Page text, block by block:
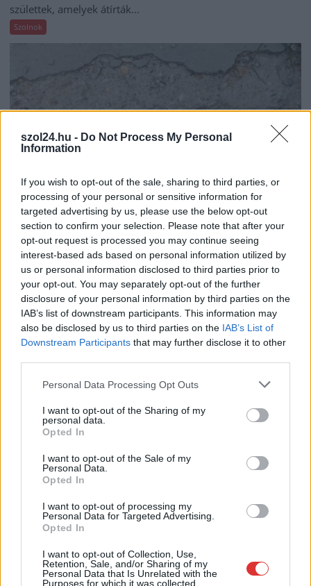
szol24.hu - Do Not Process My Personal
Information
If you wish to opt-out of the sale, sharing to third parties, or
processing of your personal or sensitive information for
targeted advertising by us, please use the below opt-out
section to confirm your selection. Please note that after your
opt-out request is processed you may continue seeing
interest-based ads based on personal information utilized by
us or personal information disclosed to third parties prior to
your opt-out. You may separately opt-out of the further
disclosure of your personal information by third parties on the
IAB’s list of downstream participants. This information may
also be disclosed by us to third parties on the IAB’s List of
Downstream Participants that may further disclose it to other
Please note that this website/app uses one or more Google
not limited to your visit or usage behaviour. You may click to
grant or deny consent to Google and its third-party tags to
use your data for below specified purposes in below Google
consent section.
Personal Data Processing Opt Outs
I want to opt-out of the Sharing of my
personal data.
Opted In
I want to opt-out of the Sale of my
Personal Data.
Opted In
I want to opt-out of processing my
Personal Data for Targeted Advertising.
Opted In
I want to opt-out of Collection, Use,
Retention, Sale, and/or Sharing of my
Personal Data that Is Unrelated with the
Purposes for which it was collected.
születtek, amelyek átírták...
Szolnok
2026.08.06. Kiss Lajos
Csendélet 5.0: alig balesetveszélyes lépcső és
remek állapotban levő buszmegálló mutatja, hogy
Szolnok mennyire élhető város
Ha csak ezeket a képeket látnánk, azt gondolnánk, hogy az
egyik leglepusztultabb balkáni vidéken járunk, de...
Szolnok